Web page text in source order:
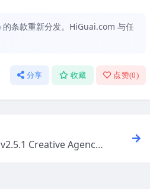
的条款重新分发。HiGuai.com 与任
分享 收藏 点赞(0)
Creative Agency